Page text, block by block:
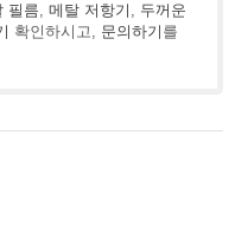
필름 메탈 저항기
두꺼운
확인하시고, 문의하기 를